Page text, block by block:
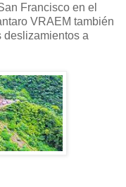
Francisco en el
VRAEM también
deslizamientos a